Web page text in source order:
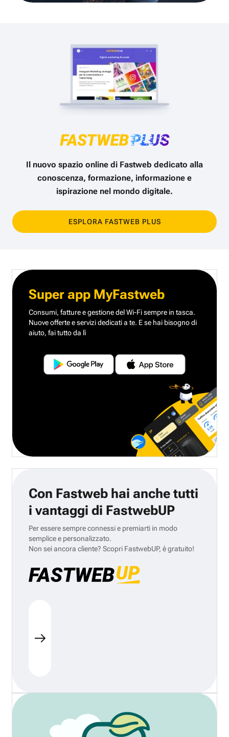
Il nuovo spazio online di Fastweb dedicato alla
conoscenza, formazione, informazione e
ispirazione nel mondo digitale.
ESPLORA FASTWEB PLUS
Super app MyFastweb
Consumi, fatture e gestione del Wi-Fi sempre in tasca.
Nuove offerte e servizi dedicati a te. E se hai bisogno di
aiuto, fai tutto da lì
Con Fastweb hai anche tutti
i vantaggi di FastwebUP
Per essere sempre connessi e premiarti in modo
semplice e personalizzato.
Non sei ancora cliente? Scopri FastwebUP, è gratuito!